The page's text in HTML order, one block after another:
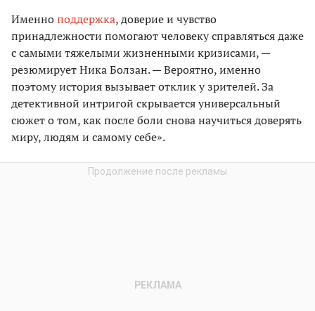
Именноподдержка, доверие и чувство
принадлежности помогают человеку справляться даже
с самыми тяжелыми жизненными кризисами, —
резюмирует Ника Болзан. — Вероятно, именно
поэтому история вызывает отклик у зрителей. За
детективной интригой скрывается универсальный
сюжет о том, как после боли снова научиться доверять
миру, людям и самому себе».